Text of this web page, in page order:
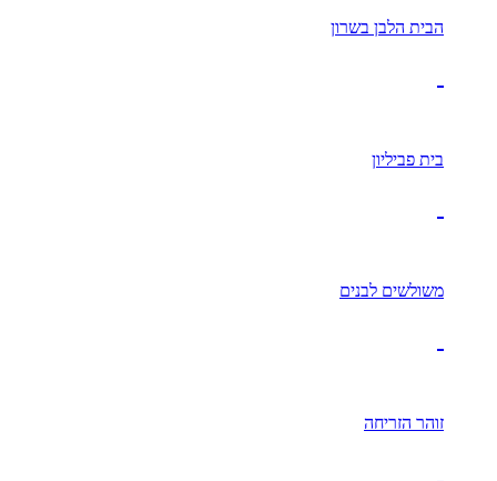
הבית הלבן בשרון
בית פביליון
משולשים לבנים
זוהר הזריחה